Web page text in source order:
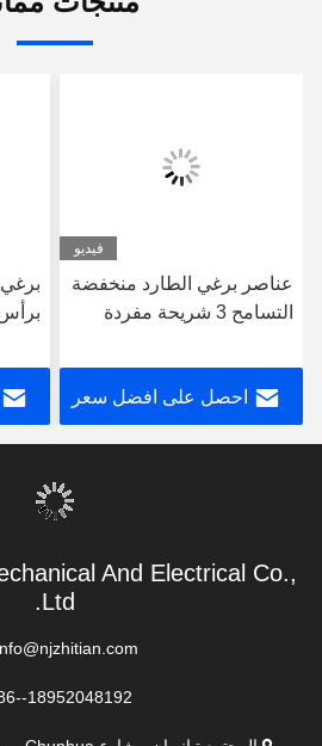
فيديو
برغي الطارد لمنطقة السحب
برأس واحد SK ، أجزاء آلة
المسمار OD لسلسلة الطارد
Leistritzاحصل على افضل سعر
And Electrical Co.,
Ltd.
18952048192